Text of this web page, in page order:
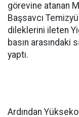
görevine atanan
Başsavcı
dileklerini ileten
basın arasındaki
yaptı.
Ardından